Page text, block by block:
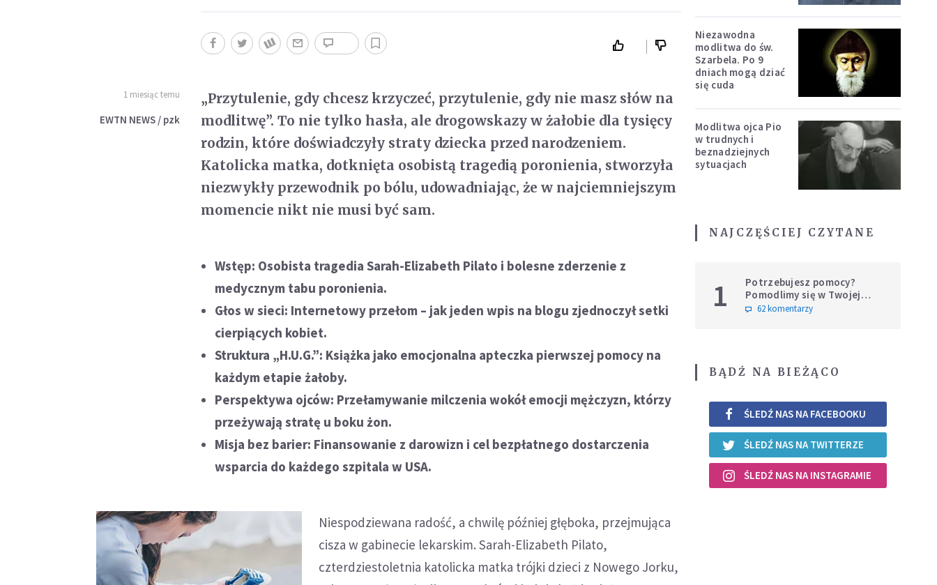
1 miesiąc temu
EWTN NEWS / pzk
„Przytulenie, gdy chcesz krzyczeć, przytulenie, gdy nie masz słów na
modlitwę”. To nie tylko hasła, ale drogowskazy w żałobie dla tysięcy
rodzin, które doświadczyły straty dziecka przed narodzeniem.
Katolicka matka, dotknięta osobistą tragedią poronienia, stworzyła
niezwykły przewodnik po bólu, udowadniając, że w najciemniejszym
momencie nikt nie musi być sam.
Wstęp: Osobista tragedia Sarah-Elizabeth Pilato i bolesne zderzenie z
medycznym tabu poronienia.
Głos w sieci: Internetowy przełom – jak jeden wpis na blogu zjednoczył setki
cierpiących kobiet.
Struktura „H.U.G.”: Książka jako emocjonalna apteczka pierwszej pomocy na
każdym etapie żałoby.
Perspektywa ojców: Przełamywanie milczenia wokół emocji mężczyzn, którzy
przeżywają stratę u boku żon.
Misja bez barier: Finansowanie z darowizn i cel bezpłatnego dostarczenia
wsparcia do każdego szpitala w USA.
Niespodziewana radość, a chwilę później głęboka, przejmująca
cisza w gabinecie lekarskim. Sarah-Elizabeth Pilato,
czterdziestoletnia katolicka matka trójki dzieci z Nowego Jorku,
Niezawodna
modlitwa do św.
Szarbela. Po 9
dniach mogą dziać
się cuda
Modlitwa ojca Pio
w trudnych i
beznadziejnych
sytuacjach
NAJCZĘŚCIEJ CZYTANE
1
Potrzebujesz pomocy?
Pomodlimy się w Twojej
intencji
62 komentarzy
BĄDŹ NA BIEŻĄCO
ŚLEDŹ NAS NA FACEBOOKU
ŚLEDŹ NAS NA TWITTERZE
ŚLEDŹ NAS NA INSTAGRAMIE